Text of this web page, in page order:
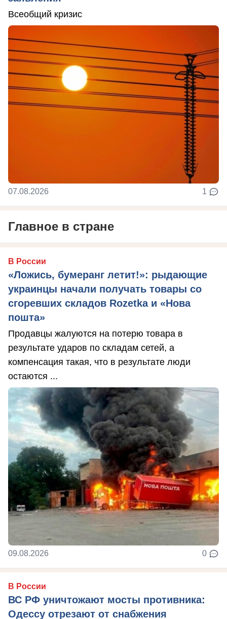
Всеобщий кризис
07.08.2026 1
Главное в стране
В России
«Ложись, бумеранг летит!»: рыдающие
украинцы начали получать товары со
сгоревших складов Rozetka и «Нова
пошта»
Продавцы жалуются на потерю товара в
результате ударов по складам сетей, а
компенсация такая, что в результате люди
остаются ...
09.08.2026 0
В России
ВС РФ уничтожают мосты противника:
Одессу отрезают от снабжения